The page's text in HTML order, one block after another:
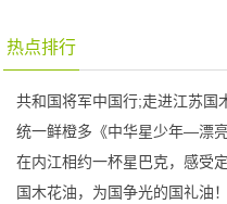
热点排行
共和国将军中国行;走进江苏国
统一鲜橙多《中华星少年—漂
在内江相约一杯星巴克，感受
国木花油，为国争光的国礼油！